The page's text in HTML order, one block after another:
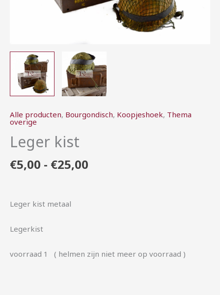
Alle producten, Bourgondisch, Koopjeshoek, Thema
overige
Leger kist
€5,00 - €25,00
Leger kist metaal
Legerkist
voorraad 1 ( helmen zijn niet meer op voorraad )